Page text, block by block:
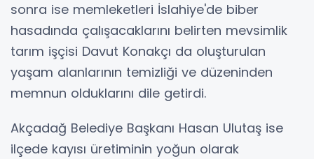
sonra ise memleketleri İslahiye'de biber
hasadında çalışacaklarını belirten mevsimlik
tarım işçisi Davut Konakçı da oluşturulan
yaşam alanlarının temizliği ve düzeninden
memnun olduklarını dile getirdi.
Akçadağ Belediye Başkanı Hasan Ulutaş ise
ilçede kayısı üretiminin yoğun olarak